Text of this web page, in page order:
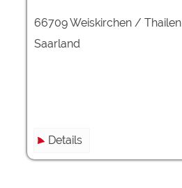
66709 Weiskirchen / Thailen
Saarland
Details